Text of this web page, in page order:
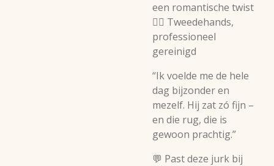
een romantische twist
👰‍♀️ Tweedehands,
professioneel
gereinigd
“Ik voelde me de hele
dag bijzonder en
mezelf. Hij zat zó fijn –
en die rug, die is
gewoon prachtig.”
💬 Past deze jurk bij